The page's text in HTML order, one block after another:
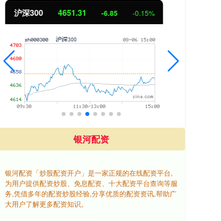
北证50 1122.88 3.42 0.30%
银河配资
银河配资「炒股配资开户」是一家正规的在线配资平台,
为用户提供配资炒股、免息配资、十大配资平台查询等服
务,凭借多年的配资炒股经验,分享优质的配资资讯,帮助广
大用户了解更多配资知识。